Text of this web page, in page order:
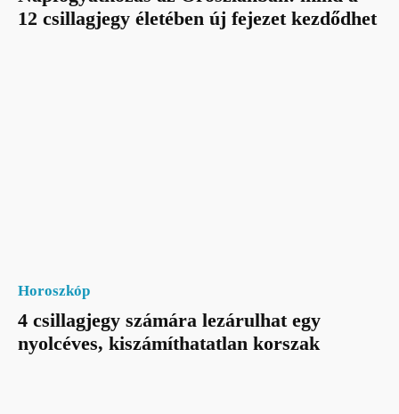
12 csillagjegy életében új fejezet kezdődhet
Horoszkóp
4 csillagjegy számára lezárulhat egy
nyolcéves, kiszámíthatatlan korszak